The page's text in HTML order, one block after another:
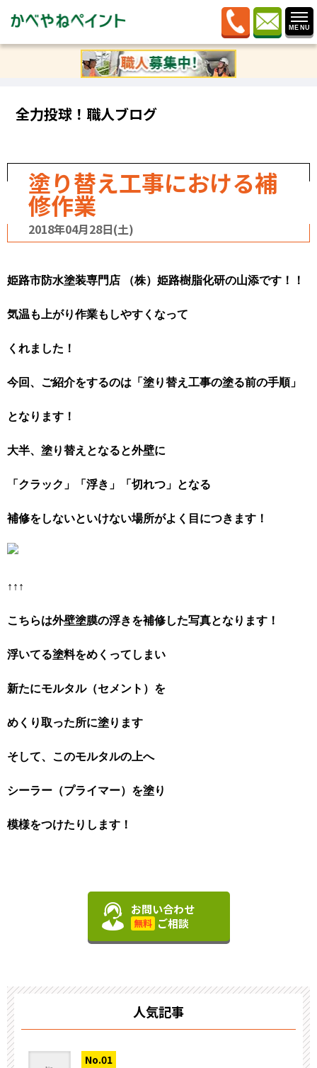
ブログ»全力投球！職人ブログ»
における補修作業
全力投球！職人ブログ
塗り替え工事における補
修作業
2018年04月28日(土)
姫路市防水塗装専門店 （株）姫路樹脂化研の山添です！！
気温も上がり作業もしやすくなって
くれました！
今回、ご紹介をするのは「塗り替え工事の塗る前の手順」
となります！
大半、塗り替えとなると外壁に
「クラック」「浮き」「切れつ」となる
補修をしないといけない場所がよく目につきます！
↑↑↑
こちらは外壁塗膜の浮きを補修した写真となります！
浮いてる塗料をめくってしまい
新たにモルタル（セメント）を
めくり取った所に塗ります
そして、このモルタルの上へ
シーラー（プライマー）を塗り
模様をつけたりします！
お問い合わせ
無料 ご相談
人気記事